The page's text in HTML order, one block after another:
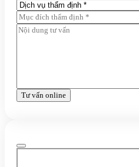
Tư vấn online